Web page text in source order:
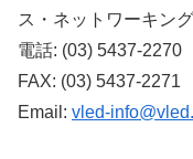
ス・ネットワーキン
電話: (03) 5437-2270
FAX: (03) 5437-2271
Email: vled-